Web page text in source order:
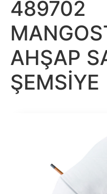
489702
AHŞAP
ŞEMSİYE